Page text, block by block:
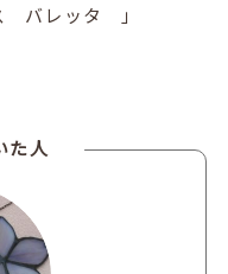
バレッタ 」
た人